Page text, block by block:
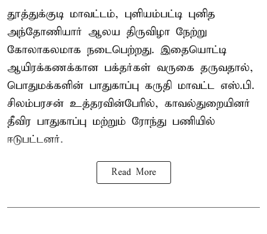
தூத்துக்குடி மாவட்டம், புளியம்பட்டி புனித
அந்தோணியார் ஆலய திருவிழா நேற்று
கோலாகலமாக நடைபெற்றது. இதையொட்டி
ஆயிரக்கணக்கான பக்தர்கள் வருகை தருவதால்,
பொதுமக்களின் பாதுகாப்பு கருதி மாவட்ட எஸ்.பி.
சிலம்பரசன் உத்தரவின்பேரில், காவல்துறையினர்
தீவிர பாதுகாப்பு மற்றும் ரோந்து பணியில்
ஈடுபட்டனர்.
Read More